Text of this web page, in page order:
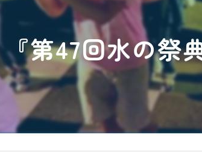
入院・手術につ
医療機器のご紹
医療福祉相談窓
『第47回水の祭